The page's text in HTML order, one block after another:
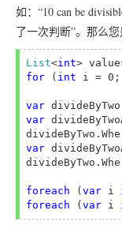
如：“10 can be
了一次判断”。那么
List<int>
for
( int i = 0;
var
var
var
foreach ( var i
foreach
( var i